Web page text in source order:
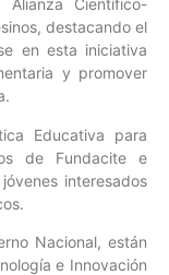
Científico-
destacando el
en esta iniciativa
y promover
Educativa para
de Fundacite e
interesados
Nacional, están
e Innovación